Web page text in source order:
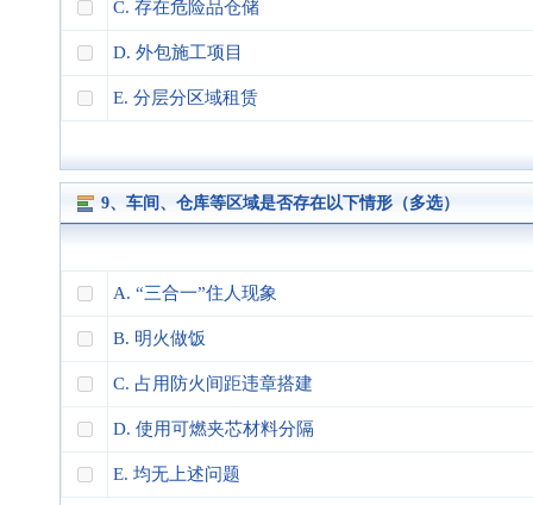
C. 存在危险品仓储
D. 外包施工项目
E. 分层分区域租赁
9、车间、仓库等区域是否存在以下情形（多选）
A. “三合一”住人现象
B. 明火做饭
C. 占用防火间距违章搭建
D. 使用可燃夹芯材料分隔
E. 均无上述问题